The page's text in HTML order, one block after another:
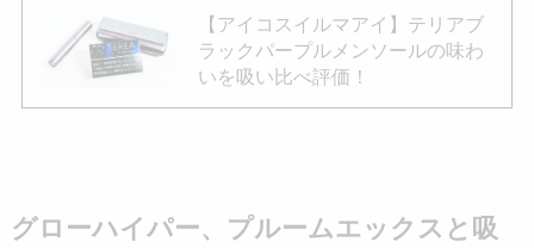
【アイコスイルマアイ】テリアブ
ラックパープルメンソールの味わ
いを吸い比べ評価！
グローハイパー、プルームエックスと吸